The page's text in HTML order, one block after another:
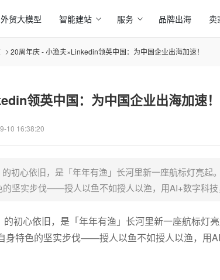
贸大模型 智能建站 服务 品牌出海 卖
20周年庆 - 小渔夫×Linkedin领英中国：为中国企业出海加速！
领英中国：为中国企业出海加速！
10 16:38:20
初心依旧，是「年年有渔」长河里新一座航标灯亮
坚实步伐——授人以鱼不如授人以渔，用AI+数字科技
初心依旧，是「年年有渔」长河里新一座航标灯
身特色的坚实步伐——授人以鱼不如授人以渔，用